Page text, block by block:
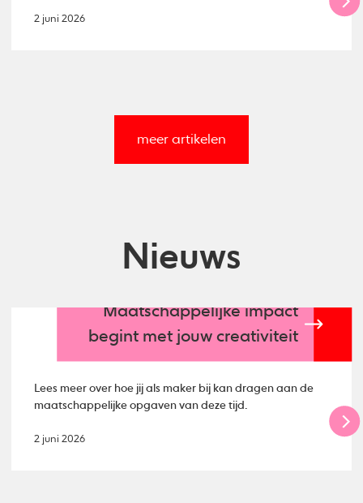
2 juni 2026
meer artikelen
Nieuws
Maatschappelijke impact
begint met jouw creativiteit
Lees meer over hoe jij als maker bij kan dragen aan de
maatschappelijke opgaven van deze tijd.
2 juni 2026